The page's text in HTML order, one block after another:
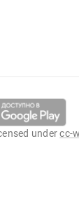
undercc-